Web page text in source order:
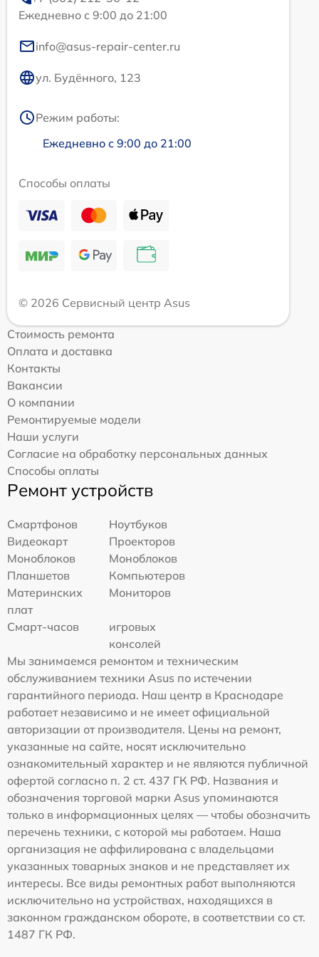
Ежедневно с 9:00 до 21:00
info@asus-repair-center.ru
ул. Будённого, 123
Режим работы:
Ежедневно с 9:00 до 21:00
Способы оплаты
© 2026 Сервисный центр Asus
Стоимость ремонта
Оплата и доставка
Контакты
Вакансии
О компании
Ремонтируемые модели
Наши услуги
Согласие на обработку персональных данных
Способы оплаты
Ремонт устройств
Смартфонов
Ноутбуков
Видеокарт
Проекторов
Моноблоков
Моноблоков
Планшетов
Компьютеров
Материнских
плат
Мониторов
Смарт-часов
игровых
консолей
Мы занимаемся ремонтом и техническим
обслуживанием техники Asus по истечении
гарантийного периода. Наш центр в Краснодаре
работает независимо и не имеет официальной
авторизации от производителя. Цены на ремонт,
указанные на сайте, носят исключительно
ознакомительный характер и не являются публичной
офертой согласно п. 2 ст. 437 ГК РФ. Названия и
обозначения торговой марки Asus упоминаются
только в информационных целях — чтобы обозначить
перечень техники, с которой мы работаем. Наша
организация не аффилирована с владельцами
указанных товарных знаков и не представляет их
интересы. Все виды ремонтных работ выполняются
исключительно на устройствах, находящихся в
законном гражданском обороте, в соответствии со ст.
1487 ГК РФ.